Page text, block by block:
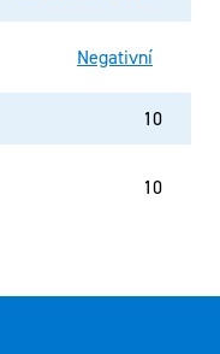
Negativní
10
10